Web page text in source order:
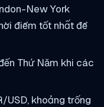
New York
điểm tốt nhất để
Thứ Năm khi các
USD, khoảng trống